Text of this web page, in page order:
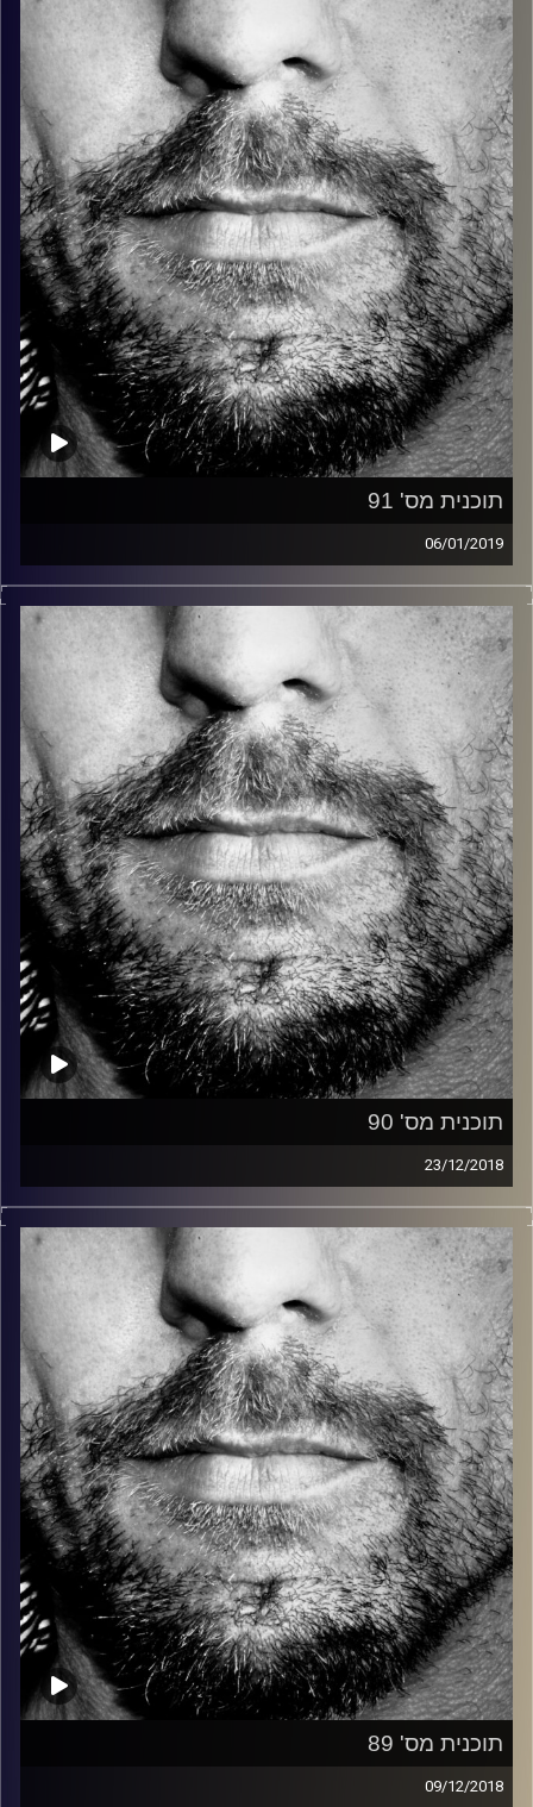
כל מה שחי, אמיתי ונושם.
עם שמוליק רגב.
קרדיט תמונות: David Goehring
תוכנית מס' 91
06/01/2019
זיפים, מוזיקה מחוספסת של הופעות חיות. הרבה ג'אם, רוק,
בלוז, bluegrass, ג'אז, Fאנק, פרוגרסיב ואפילו אלקטרוניקה.
כל מה שחי, אמיתי ונושם.
עם שמוליק רגב.
קרדיט תמונות: David Goehring
תוכנית מס' 90
23/12/2018
זיפים, מוזיקה מחוספסת של הופעות חיות. הרבה ג'אם, רוק,
בלוז, bluegrass, ג'אז, Fאנק, פרוגרסיב ואפילו אלקטרוניקה.
כל מה שחי, אמיתי ונושם.
עם שמוליק רגב.
קרדיט תמונות: David Goehring
תוכנית מס' 89
09/12/2018